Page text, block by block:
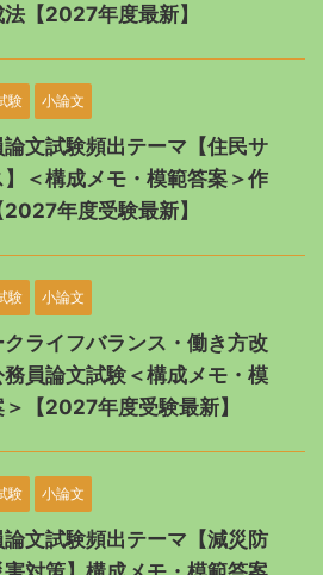
法【2027年度最新】
験 小論文
文試験頻出テーマ【住民サ
】＜構成メモ・模範答案＞作
年度受験最新】
験 小論文
クライフバランス・働き方改
員論文試験＜構成メモ・模
【2027年度受験最新】
験 小論文
文試験頻出テーマ【減災防